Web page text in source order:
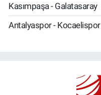
Kasımpaşa - Galatasaray
Antalyaspor - Kocaelispor